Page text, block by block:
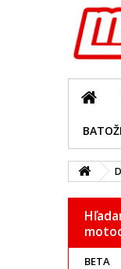
BETA